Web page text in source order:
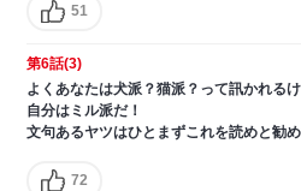
51
第6話(3)
よくあなたは犬派？猫派？って訊かれる
自分はミル派だ！
文句あるヤツはひとまずこれを読めと勧
72